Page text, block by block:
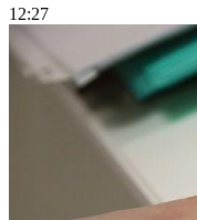
12:27